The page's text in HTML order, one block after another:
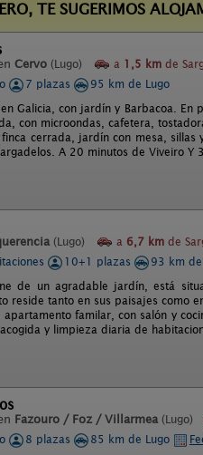
TE SUGERIMOS
Cervo (Lugo) a 1,5 km de
7 plazas
95 km de Lugo
Galicia, con jardín y Barbacoa.
con microondas, cafetera,
cerrada, jardín con mesa,
A 20 minutos de Viveiro Y
(Lugo) a 6,7 km de
10+1 plazas
93 km de
de un agradable jardín, está
reside tanto en sus paisajes
familar, con salón y
y limpieza diaria de
Fazouro / Foz / Villarmea (Lugo)
8 plazas 85 km de Lugo